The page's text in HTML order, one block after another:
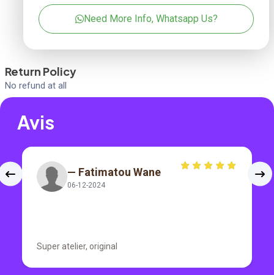
Need More Info, Whatsapp Us?
Return Policy
No refund at all
Avis
— Fatimatou Wane
06-12-2024
Super atelier, original